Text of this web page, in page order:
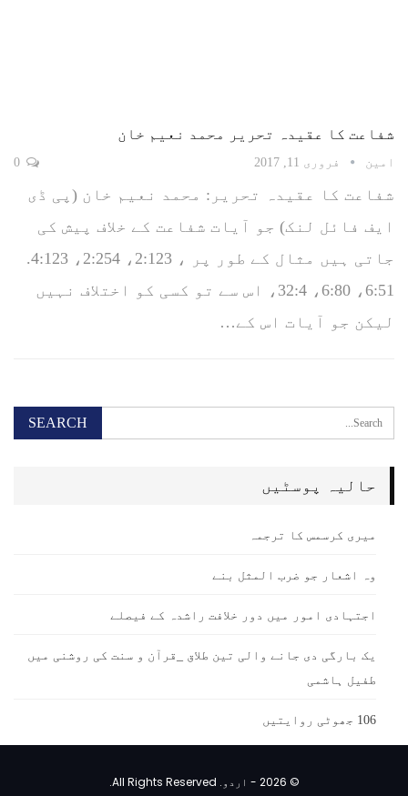
شفاعت کا عقیدہ تحریر محمد نعیم خان
امین فروری 11, 2017
شفاعت کا عقیدہ تحریر: محمد نعیم خان (پی ڈی
ایف فائل لنک) جو آیات شفاعت کے خلاف پیش کی
جاتی ہیں مثال کے طور پر ، 2:123، 2:254، 4:123.
6:51، 6:80، 32:4، اس سے تو کسی کو اختلاف نہیں
لیکن جو آیات اس کے…
حالیہ پوسٹیں
میری کرسمس کا ترجمہ
وہ اشعار جو ضرب المثل بنے
اجتہادی امور میں دور خلافت راشدہ کے فیصلے
یک بارگی دی جانے والی تین طلاق _قرآن و سنت کی روشنی میں
طفیل ہاشمی
106 جھوٹی روایتیں
© 2026 - اردو. All Rights Reserved.